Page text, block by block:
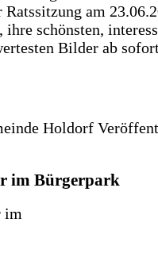
am
schönsten,
Bilder ab
Holdorf
im Bürgerpark